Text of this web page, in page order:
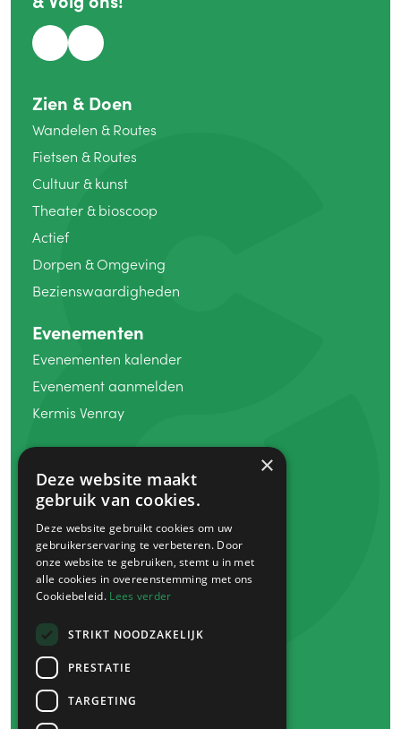
Zien & Doen
Wandelen &Routes
Fietsen &Routes
Cultuur&kunst
Theater&bioscoop
Actief
Dorpen &Omgeving
Bezienswaardigheden
Evenementen
Evenementen kalender
Evenement aanmelden
Kermis Venray
Winkelen
Koopzondag
Winkels
Markten
Venray bon
Eten&drinken
Plan je bezoek
Route&parkeren
Overnachten
×
Deze website maakt
gebruik van cookies.
Deze website gebruikt cookies om uw
gebruikerservaring te verbeteren. Door
onze website te gebruiken, stemt u in met
alle cookies in overeenstemming met ons
Cookiebeleid. Lees verder
STRIKT NOODZAKELIJK
PRESTATIE
TARGETING